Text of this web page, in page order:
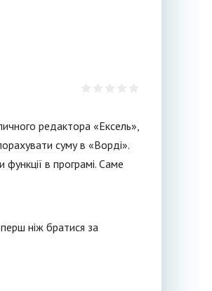
редактора «Ексель»,
суму в «Ворді».
в програмі. Саме
ніж братися за